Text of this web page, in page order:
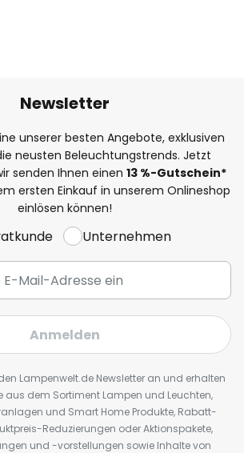
Newsletter
unserer besten Angebote, exklusiven
neusten Beleuchtungstrends. Jetzt
senden Ihnen einen 13 %-Gutschein*
ersten Einkauf in unserem Onlineshop
einlösen können!
Unternehmen
Anmelden
Lampenwelt.de Newsletter an und erhalten
aus dem Sortiment Lampen und Leuchten,
und Smart Home Produkte, Rabatt-
Reduzierungen oder Aktionspakete,
und -vorstellungen sowie Inhalte von